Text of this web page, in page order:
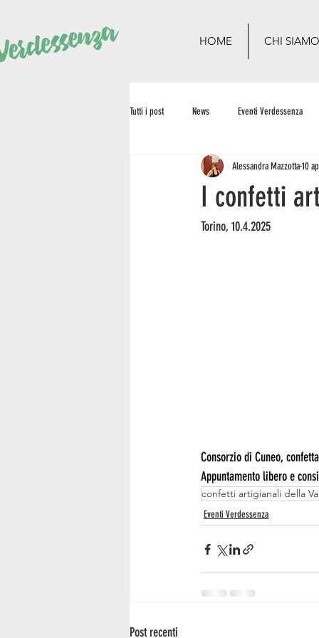
HOME CHI SIAMO
Tutti i post News Eventi Verdessenza
I confetti
Alessandra Mazzotta10
Torino, 10.4.2025
Consorzio di Cuneo,
Appuntamento libero e
confetti artigianali della
Eventi Verdessenza
Post recenti